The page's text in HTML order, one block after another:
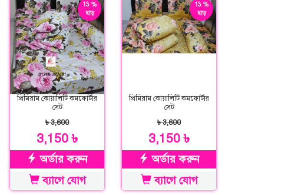
13 %
ছাড়
প্রিমিয়াম কোয়ালিটি কমফোর্টার
সেট
৳ 3,600
3,150 ৳
অর্ডার করুন
ব্যাগে যোগ
13 %
ছাড়
প্রিমিয়াম কোয়ালিটি কমফোর্টার
সেট
৳ 3,600
3,150 ৳
অর্ডার করুন
ব্যাগে যোগ